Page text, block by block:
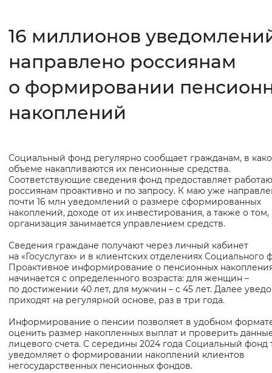
Интервал между буквами
Монохромный Инверсивный
Синий фон
Изображения
Включены Выключены
Звуковой ассистент
Воспроизвести Остановить
Вернуть стандартные настройки
16 миллионов
направлено россиянам
о формировании
накоплений
Основная
информация
Социальный фонд регулярно сообщает гражданам, в
объеме накапливаются их пенсионные средства.
Соответствующие сведения фонд предоставляет
россиянам проактивно и по запросу. К маю уже
почти 16 млн уведомлений о размере сформированных
накоплений, доходе от их инвестирования, а также о том,
организация занимается управлением средств.
Сведения граждане получают через личный кабинет
на «Госуслугах» и в клиентских отделениях Социального
Проактивное информирование о пенсионных
начинается с определенного возраста: для женщин –
по достижении 40 лет, для мужчин – с 45 лет. Далее
приходят на регулярной основе, раз в три года.
Информирование о пенсии позволяет в удобном
оценить размер накопленных выплат и проверить
лицевого счета. С середины 2024 года Социальный фонд
уведомляет о формировании накоплений клиентов
негосударственных пенсионных фондов.